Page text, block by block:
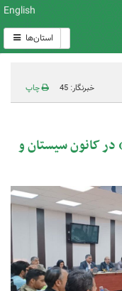
English
استان‌ها
خبرنگار: 45 چاپ
در کانون سیستان و